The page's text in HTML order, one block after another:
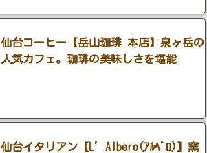
仙台コーヒー【岳山珈琲 本店】泉ヶ岳の
人気カフェ。珈琲の美味しさを堪能
仙台イタリアン【L’Albero(ｱﾙﾍﾞﾛ)】窯